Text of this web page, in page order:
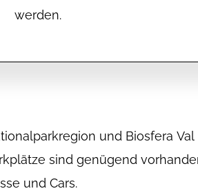
werden.
und Cars.